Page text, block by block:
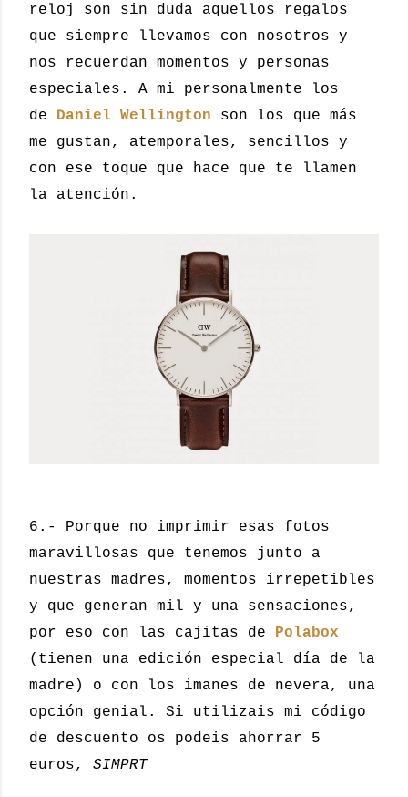
reloj son sin duda aquellos regalos
que siempre llevamos con nosotros y
nos recuerdan momentos y personas
especiales. A mi personalmente los
de Daniel Wellington son los que más
me gustan, atemporales, sencillos y
con ese toque que hace que te llamen
la atención.
6.- Porque no imprimir esas fotos
maravillosas que tenemos junto a
nuestras madres, momentos irrepetibles
y que generan mil y una sensaciones,
por eso con las cajitas de Polabox
(tienen una edición especial día de la
madre) o con los imanes de nevera, una
opción genial.
Si utilizais mi código
de descuento os podeis ahorrar 5
euros, SIMPRT